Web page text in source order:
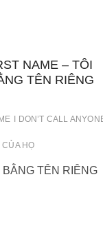
NAME – TÔI
TÊN RIÊNG
I DON’T CALL
HỌ
BẰNG TÊN RIÊNG